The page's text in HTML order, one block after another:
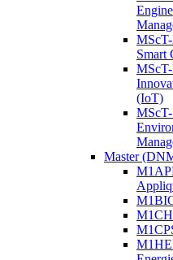
Smart
(IoT)
Master